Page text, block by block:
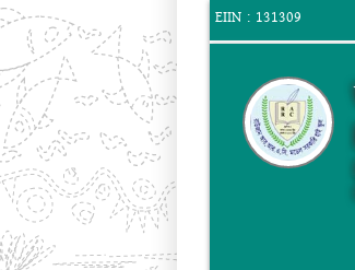
EIIN : 131309